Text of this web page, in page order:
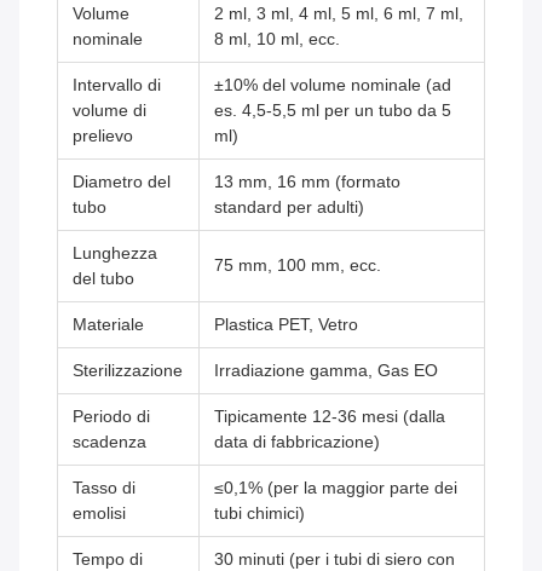
Volume
nominale
2 ml, 3 ml, 4 ml, 5 ml, 6 ml, 7 ml,
8 ml, 10 ml, ecc.
Intervallo di
volume di
prelievo
±10% del volume nominale (ad
es. 4,5-5,5 ml per un tubo da 5
ml)
Diametro del
tubo
13 mm, 16 mm (formato
standard per adulti)
Lunghezza
del tubo
75 mm, 100 mm, ecc.
Materiale Plastica PET, Vetro
Sterilizzazione Irradiazione gamma, Gas EO
Periodo di
scadenza
Tipicamente 12-36 mesi (dalla
data di fabbricazione)
Tasso di
emolisi
≤0,1% (per la maggior parte dei
tubi chimici)
Tempo di 30 minuti (per i tubi di siero con